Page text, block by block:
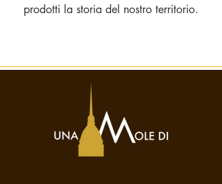
prodotti la storia del nostro territorio.